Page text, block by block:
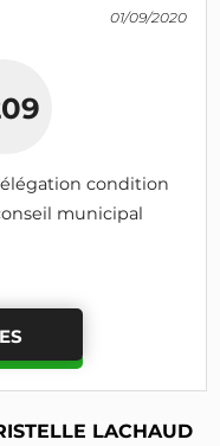
01/09/2020
condition
municipal
LACHAUD